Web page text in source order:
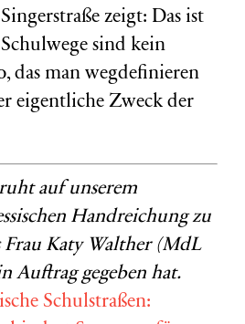
zeigt: Das ist
sind kein
das man wegdefinieren
eigentliche Zweck der
auf unserem
Handreichung zu
Frau Katy Walther (MdL
Auftrag gegeben hat.
Schulstraßen: